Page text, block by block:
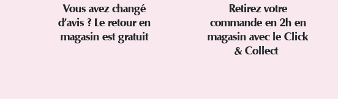
Vous avez changé
d’avis ? Le retour en
magasin est gratuit
Retirez votre
commande en 2h en
magasin avec le Click
& Collect